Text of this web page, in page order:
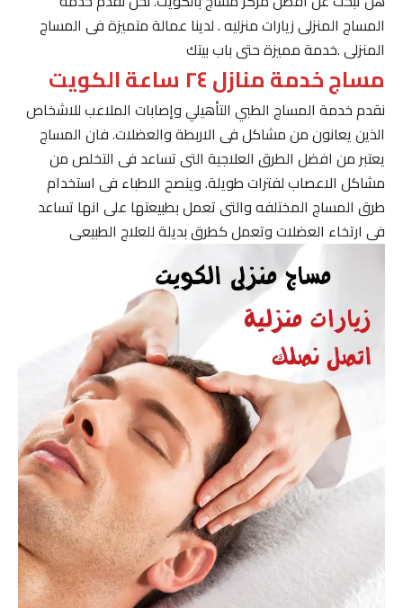
المساج المنزلى زيارات منزليه . لدينا عمالة متميزة فى المساج
المنزلى .خدمة مميزة حتى باب بيتك
مساج خدمة منازل ٢٤ ساعة الكويت
نقدم خدمة المساج الطبي التأهيلي وإصابات الملاعب للاشخاص
الذين يعانون من مشاكل فى الاربطة والعضلات. فان المساج
يعتبر من افضل الطرق العلاجية التى تساعد فى التخلص من
مشاكل الاعصاب لفترات طويلة. وينصح الاطباء فى استخدام
طرق المساج المختلفه والتى تعمل بطبيعتها على انها تساعد
فى ارتخاء العضلات وتعمل كطرق بديلة للعلاج الطبيعى